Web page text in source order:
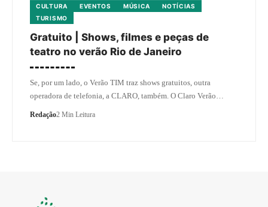
CULTURA EVENTOS MÚSICA
NOTÍCIAS
TURISMO
Gratuito | Shows, filmes e peças de
teatro no verão Rio de Janeiro
Se, por um lado, o Verão TIM traz shows gratuitos, outra
operadora de telefonia, a CLARO, também. O Claro Verão…
Redação2 Min Leitura